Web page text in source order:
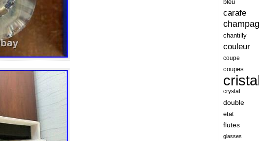
anciens
ancient
anecdotes
angeles
angoul
animaux
antique
antiquite
bleu
carafe
chantilly
couleur
coupe
coupes
crystal
double
etat
flutes
glasses